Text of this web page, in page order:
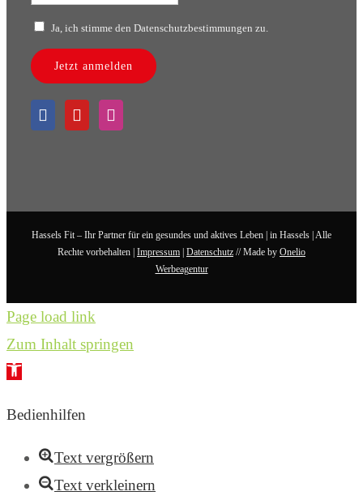
Ja, ich stimme den Datenschutzbestimmungen zu.
Jetzt anmelden
Hassels Fit – Ihr Partner für ein gesundes und aktives Leben | in Hassels | Alle
Rechte vorbehalten | Impressum Datenschutz // Made by Onelio
Werbeagentur
Page load link
Zum Inhalt springen
Werkzeugleiste
Bedienhilfen
Text vergrößern
Text verkleinern